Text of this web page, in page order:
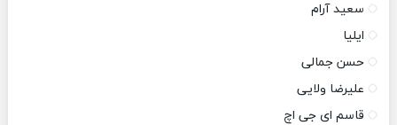
سعید آرام
ایلیا
حسن جمالی
علیرضا ولایی
قاسم ای جی اچ